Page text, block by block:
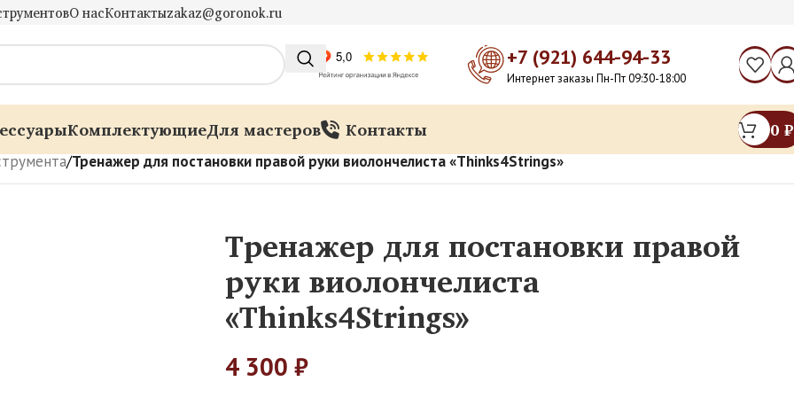
О насКонтактыzakaz@goronok.ru
+7 (921) 644-94-33
Интернет заказы Пн-Пт 09:30-18:00
КомплектующиеДля мастеров Контакты 0 ₽
/Тренажер для постановки правой руки виолончелиста «Thinks4Strings»
Тренажер для постановки правой
руки виолончелиста
«Thinks4Strings»
4 300 ₽